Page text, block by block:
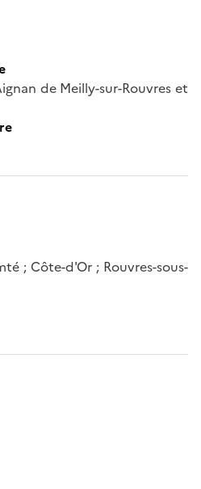
de Meilly-sur-Rouvres et
; Côte-d'Or ; Rouvres-sous-